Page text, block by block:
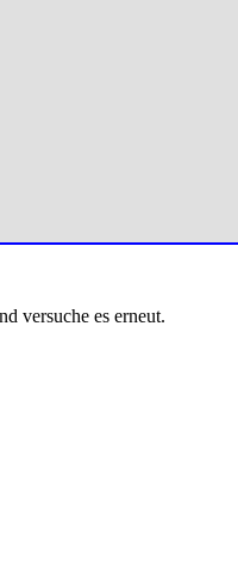
versuche es erneut.